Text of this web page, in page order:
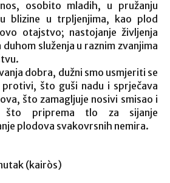
osobito mladih, u pružanju
blizine u trpljenjima, kao plod
otajstvo; nastojanje življenja
služenja u raznim zvanjima
dobra, dužni smo usmjeriti se
što guši nadu i sprječava
što zamagljuje nosivi smisao i
što priprema tlo za sijanje
plodova svakovrsnih nemira.
(kairòs)